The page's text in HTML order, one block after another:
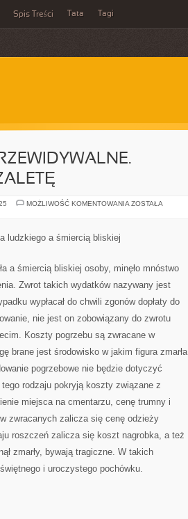
Spis Treści Tata Tagi
MOŻLIWOŚĆ KOMENTOWANIA NASZE
ZALETĘ
ZOSTAŁA
ludzkiego a śmiercią bliskiej
a śmiercią bliskiej osoby, minęło mnóstwo
Zwrot takich wydatków nazywany jest
wypłacał do chwili zgonów dopłaty do
nie jest on zobowiązany do zwrotu
Koszty pogrzebu są zwracane w
brane jest środowisko w jakim figura zmarła
pogrzebowe nie będzie dotyczyć
rodzaju pokryją koszty związane z
miejsca na cmentarzu, cenę trumny i
zwracanych zalicza się cenę odzieży
roszczeń zalicza się koszt nagrobka, a też
zmarły, bywają tragiczne. W takich
i uroczystego pochówku.